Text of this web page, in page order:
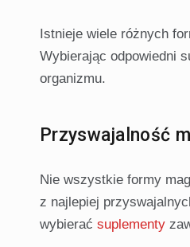
Istnieje wiele różnych
Wybierając odpowiedni
organizmu.
Przyswajalność
Nie wszystkie formy
z najlepiej
wybierać suplementy